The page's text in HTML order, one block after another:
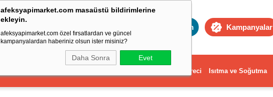
afeksyapimarket.com masaüstü bildirimlerine
ekleyin.
afeksyapimarket.com özel fırsatlardan ve güncel
kampanyalardan haberiniz olsun ister misiniz?
Daha Sonra Evet
Toptan Kampanyalar
Dekorasyon ve Ev Gereci Isıtma ve Soğutma